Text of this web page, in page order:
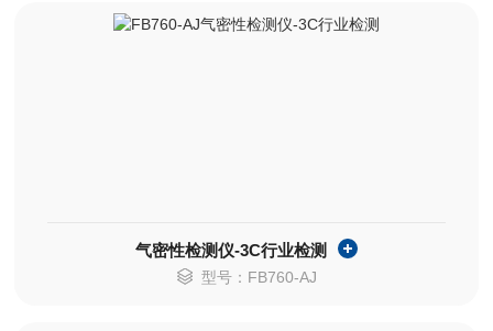
气密性检测仪-3C行业检测
型号：FB760-AJ